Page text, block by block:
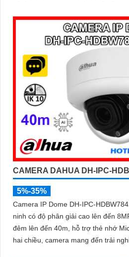
báo sai, đi kèm khe cắm thẻ nhớ
trợ POE tiện lợi và mức giá phải
CAMERA DAHUA DH-IPC-
5%-35%
Camera IP Dome DH-IPC-
ninh có độ phân giải cao lên đến
đêm lên đến 40m, hỗ trợ thẻ nhớ
hai chiều, camera mang đến trải